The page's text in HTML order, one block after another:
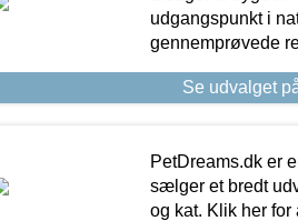
udgangspunkt i
gennemprøvede
Se udvalget
PetDreams.dk er
sælger et bredt
og kat. Klik her for